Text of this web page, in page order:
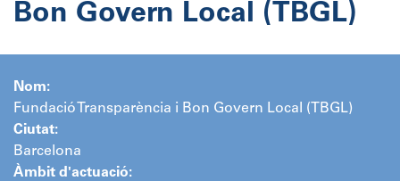
Bon Govern Local (TBGL)
Nom:
Fundació Transparència i Bon Govern Local (TBGL)
Ciutat:
Barcelona
Àmbit d'actuació: